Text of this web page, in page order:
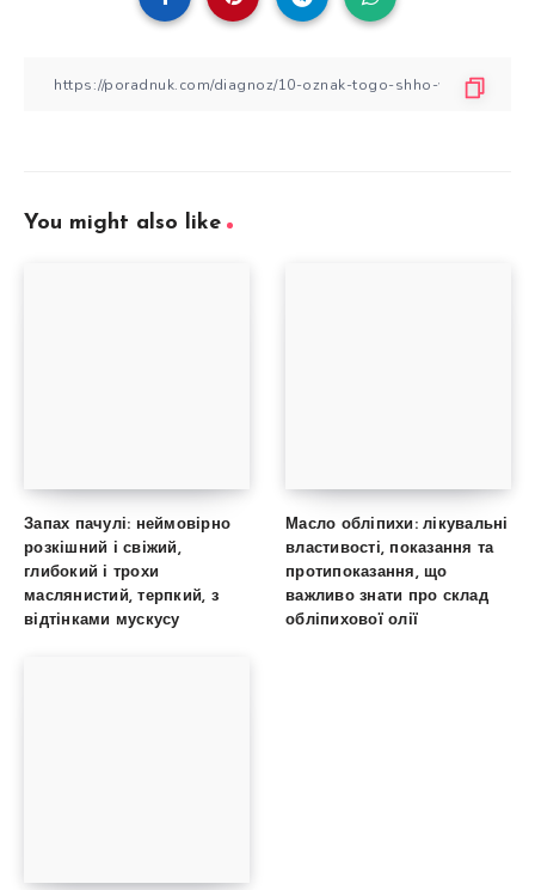
You might also like
Запах пачулі: неймовірно
розкішний і свіжий,
глибокий і трохи
маслянистий, терпкий, з
відтінками мускусу
Масло обліпихи: лікувальні
властивості, показання та
протипоказання, що
важливо знати про склад
обліпихової олії